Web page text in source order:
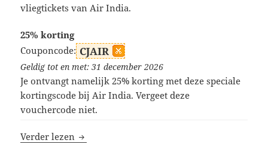
vliegtickets van Air India.
25% korting
Couponcode: CJAIR
Geldig tot en met: 31 december 2026
Je ontvangt namelijk 25% korting met deze speciale
kortingscode bij Air India. Vergeet deze
vouchercode niet.
Verder lezen Air India kortingscodes